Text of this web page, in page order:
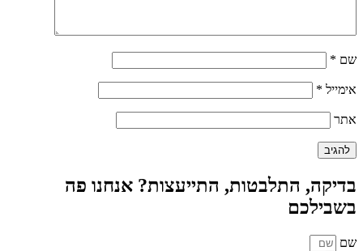
שם *
אימייל *
אתר
בדיקה, התלבטות, התייעצות? אנחנו פה
בשבילכם
שם